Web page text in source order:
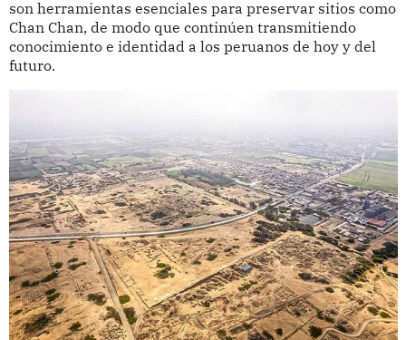
son herramientas esenciales para preservar sitios como
Chan Chan, de modo que continúen transmitiendo
conocimiento e identidad a los peruanos de hoy y del
futuro.